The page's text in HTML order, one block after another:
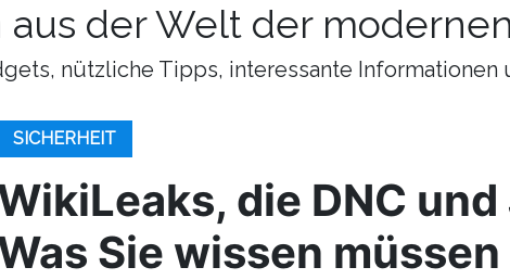
der Welt der
nützliche Tipps, interessante Informationen
SICHERHEIT
die DNC
Sie wissen müssen